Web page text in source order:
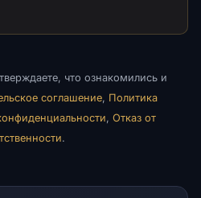
что ознакомились и
соглашение, Политика
, Отказ от
.